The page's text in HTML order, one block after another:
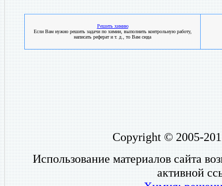
Решить химию
Если Вам нужно решить задачи по химии, выполнить контрольную работу,
написать реферат и т. д., то Вам сюда
Copyright © 2005-
Использование материалов сайта
активной